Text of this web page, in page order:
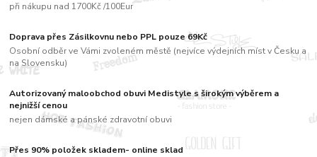
při nákupu nad 1700Kč /100Eur
Doprava přes Zásilkovnu nebo PPL pouze 69Kč
Osobní odběr ve Vámi zvoleném městě (nejvíce výdejních míst v Česku a
na Slovensku)
Autorizovaný maloobchod obuvi Medistyle s širokým výběrem a
nejnižší cenou
nejen dámské a pánské zdravotní obuvi
Přes 90% položek skladem- online sklad